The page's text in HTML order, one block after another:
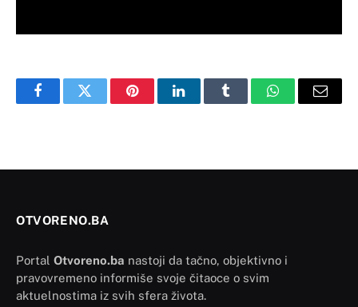
FacebookTwitter PinterestLinkedInTumblr WhatsAppEmail
OTVORENO.BA
Portal Otvoreno.ba nastoji da tačno, objektivno i
pravovremeno informiše svoje čitaoce o svim
aktuelnostima iz svih sfera života.